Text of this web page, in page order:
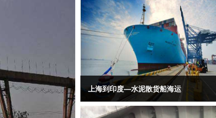
上海到印度—水泥散货船海运